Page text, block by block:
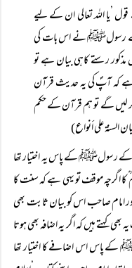
’یا اللہ تعالی ان کے لیے
کے رسولﷺ نے اس بات کی
رستے کاہی بیان ہے تو
ہے کہ آپؐ کی یہ حدیث قرآن
لیں گے تو ہم قرآن کے حکم
السنۃ علی أنواع)
کے رسولﷺ کے پاس یہ اختیار تھا
کا اگرچہ موقف تو یہی ہے کہ سنت کا
امام صاحب اس کو بیان ثابت بھی
کہتے ہیں کہ اگر یہ اضافہ بھی ہوتا
کے پاس اس اضافے کا اختیار تھا